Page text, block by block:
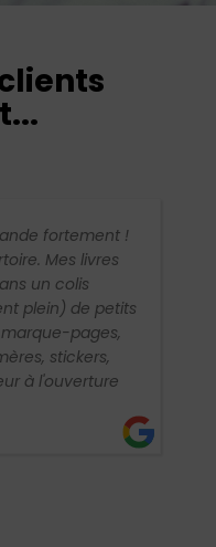
fortement !
Mes livres
un colis
plein) de petits
pages,
stickers,
à l'ouverture